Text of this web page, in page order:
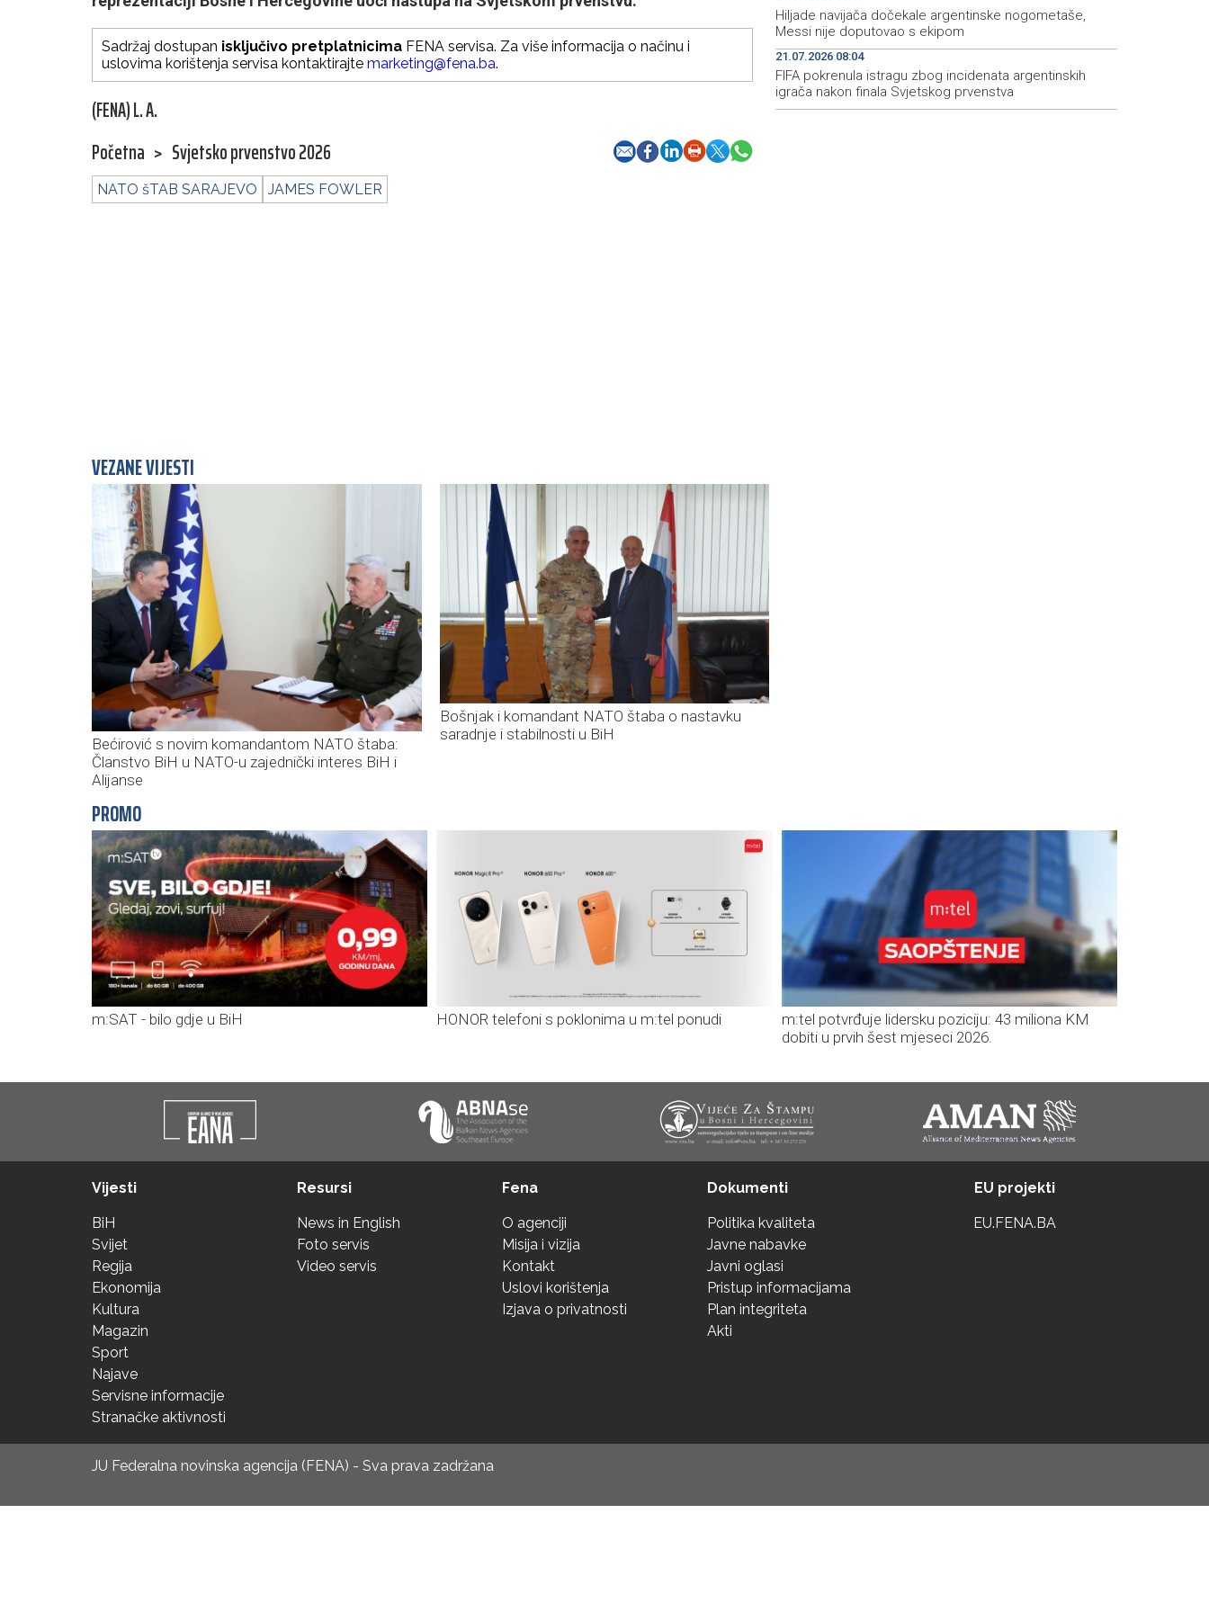
Sadržaj dostupan isključivo pretplatnicima FENA servisa. Za više informacija o načinu i
uslovima korištenja servisa kontaktirajte marketing@fena.ba.
(FENA) L. A.
Početna > Svjetsko prvenstvo 2026
NATO šTAB SARAJEVO JAMES FOWLER
Hiljade navijača dočekale argentinske nogometaše,
Messi nije doputovao s ekipom
21.07.2026 08:04
FIFA pokrenula istragu zbog incidenata argentinskih
igrača nakon finala Svjetskog prvenstva
VEZANE VIJESTI
Bećirović s novim komandantom NATO štaba:
Članstvo BiH u NATO-u zajednički interes BiH i
Alijanse
Bošnjak i komandant NATO štaba o nastavku
saradnje i stabilnosti u BiH
PROMO
m:SAT - bilo gdje u BiH HONOR telefoni s poklonima u m:tel ponudi
m:tel potvrđuje lidersku poziciju: 43 miliona KM
dobiti u prvih šest mjeseci 2026.
Vijesti
BiH
Svijet
Regija
Ekonomija
Kultura
Magazin
Sport
Najave
Servisne informacije
Stranačke aktivnosti
Resursi
News in English
Foto servis
Video servis
Fena
O agenciji
Misija i vizija
Kontakt
Uslovi korištenja
Izjava o privatnosti
Dokumenti
Politika kvaliteta
Javne nabavke
Javni oglasi
Pristup informacijama
Plan integriteta
Akti
EU projekti
EU.FENA.BA
JU Federalna novinska agencija (FENA) - Sva prava zadržana